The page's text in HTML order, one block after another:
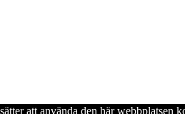
att använda den här webbplatsen